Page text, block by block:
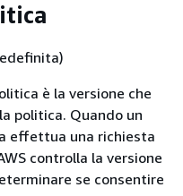
è la versione che
politica. Quando un
effettua una richiesta
controlla la versione
se consentire